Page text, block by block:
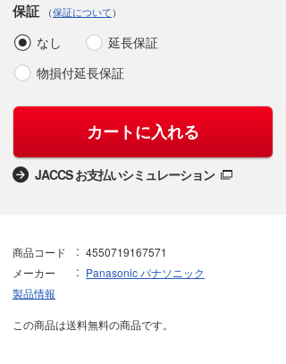
保証 （保証について）
なし
延長保証
物損付延長保証
カートに入れる
JACCS お支払いシミュレーション
商品コード
4550719167571
メーカー
Panasonic パナソニック
製品情報
この商品は送料無料の商品です。